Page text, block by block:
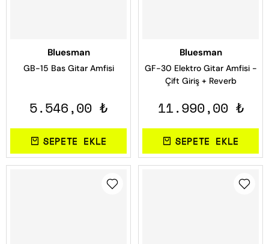
Bluesman
GB-15 Bas Gitar Amfisi
5.546,00 ₺
SEPETE EKLE
Bluesman
GF-30 Elektro Gitar Amfisi -
Çift Giriş + Reverb
11.990,00 ₺
SEPETE EKLE